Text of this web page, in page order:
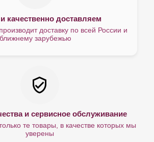
качественно доставляем
доставку по всей России и
ближнему зарубежью
и сервисное обслуживание
те товары, в качестве которых мы
уверены